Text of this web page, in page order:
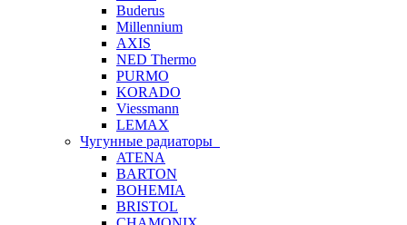
Buderus
Millennium
AXIS
NED Thermo
PURMO
KORADO
Viessmann
LEMAX
Чугунные радиаторы
ATENA
BARTON
BOHEMIA
BRISTOL